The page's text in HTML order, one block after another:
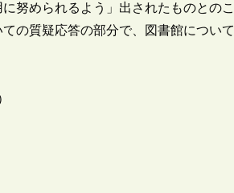
努められるよう」出されたものとのこ
の質疑応答の部分で、図書館について